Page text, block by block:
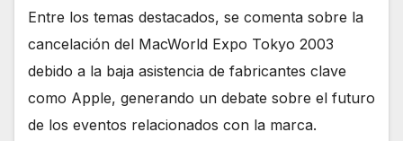
Entre los temas destacados, se comenta sobre la
cancelación del MacWorld Expo Tokyo 2003
debido a la baja asistencia de fabricantes clave
como Apple, generando un debate sobre el futuro
de los eventos relacionados con la marca.